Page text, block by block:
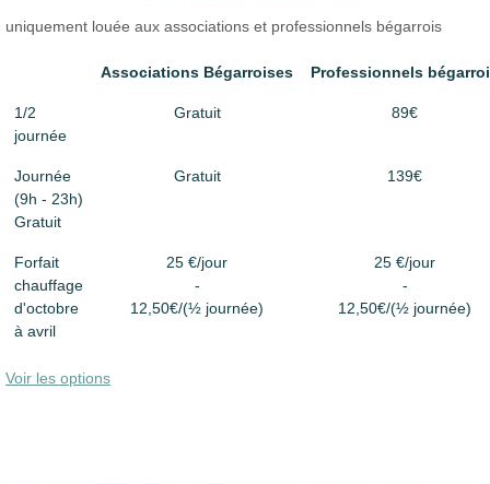
uniquement louée aux associations et professionnels bégarrois
Associations Bégarroises Professionnels
1/2
journée
Gratuit 89€
Journée
(9h - 23h)
Gratuit
Gratuit 139€
Forfait
chauffage
d'octobre
à avril
25 €/jour
-
12,50€/(½ journée)
25 €/jour
-
12,50€/(½ journée)
Voir les options